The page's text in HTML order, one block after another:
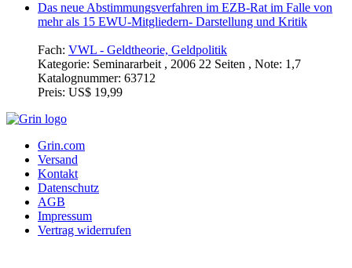
Das neue Abstimmungsverfahren im EZB-Rat im Falle von
mehr als 15 EWU-Mitgliedern- Darstellung und Kritik
Fach: VWL - Geldtheorie, Geldpolitik
Kategorie: Seminararbeit , 2006 22 Seiten , Note: 1,7
Katalognummer: 63712
Preis: US$ 19,99
Grin.com
Versand
Kontakt
Datenschutz
AGB
Impressum
Vertrag widerrufen